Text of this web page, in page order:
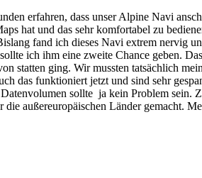
erfahren, dass unser Alpine Navi
hat und das sehr komfortabel zu
fand ich dieses Navi extrem nervig
ich ihm eine zweite Chance geben.
statten ging. Wir mussten tatsächlich
das funktioniert jetzt und sind sehr
sollte ja kein Problem sein.
außereuropäischen Länder gemacht.